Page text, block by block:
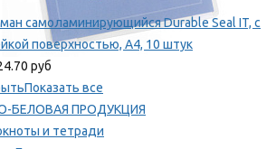
самоламинирующийся Durable Seal IT, с
поверхностью, A4, 10 штук
руб
Показать все
БЕЛОВАЯ ПРОДУКЦИЯ
и тетради